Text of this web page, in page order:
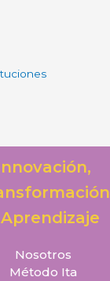
Nosotros
Método Ita